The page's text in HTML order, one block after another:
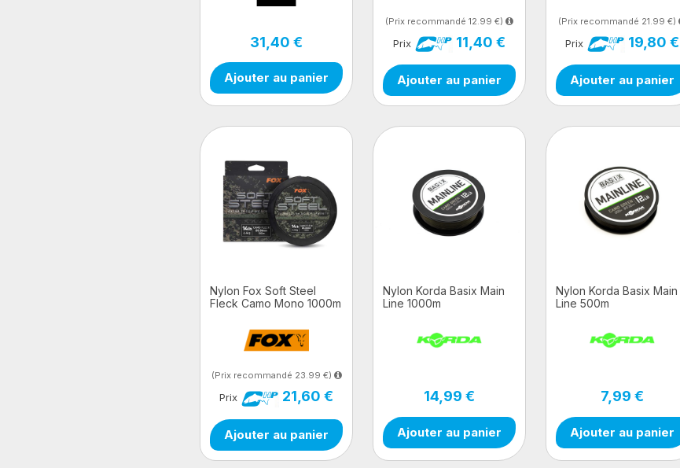
31,40 €
Ajouter au panier
(Prix recommandé 12.99 €)
Prix 11,40 €
Ajouter au panier
(Prix recommandé 21.99 €)
Prix 19,80 €
Ajouter au panier
Nylon Fox Soft Steel
Fleck Camo Mono 1000m
(Prix recommandé 23.99 €)
Prix 21,60 €
Ajouter au panier
Nylon Korda Basix Main
Line 1000m
14,99 €
Ajouter au panier
Nylon Korda Basix Main
Line 500m
7,99 €
Ajouter au panier